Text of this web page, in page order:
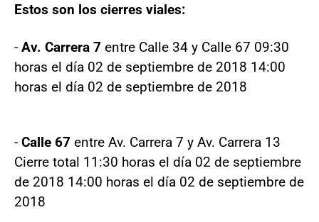
Estos son los cierres viales:
- Av. Carrera 7 entre Calle 34 y Calle 67 09:30
horas el día 02 de septiembre de 2018 14:00
horas el día 02 de septiembre de 2018
- Calle 67 entre Av. Carrera 7 y Av. Carrera 13
Cierre total 11:30 horas el día 02 de septiembre
de 2018 14:00 horas el día 02 de septiembre de
2018